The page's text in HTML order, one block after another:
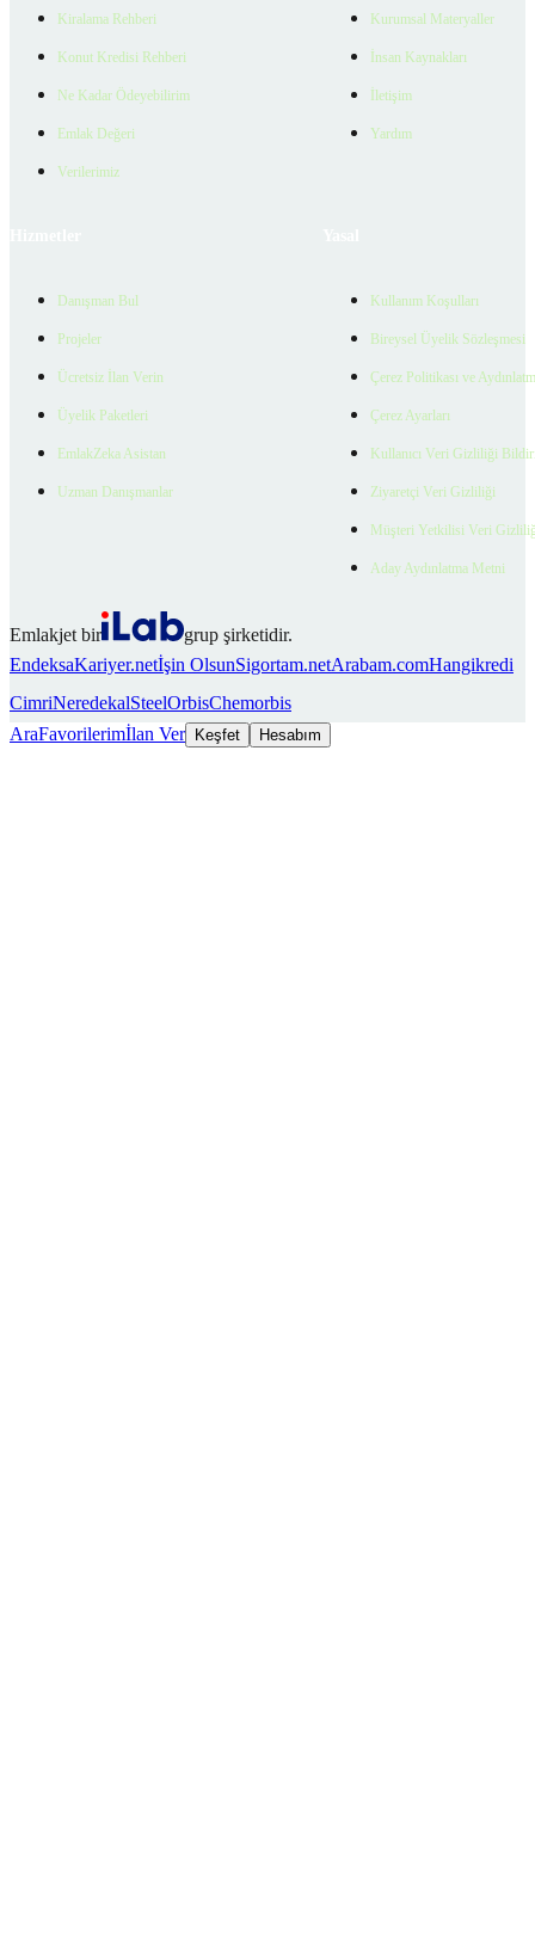
Kiralama Rehberi
Konut Kredisi Rehberi
Ne Kadar Ödeyebilirim
Emlak Değeri
Verilerimiz
Kurumsal Materyaller
İnsan Kaynakları
İletişim
Yardım
Danışman Bul
Projeler
Ücretsiz İlan Verin
Üyelik Paketleri
EmlakZeka Asistan
Uzman Danışmanlar
Kullanım Koşulları
Bireysel Üyelik Sözleşmesi
Çerez Politikası ve
Çerez Ayarları
Kullanıcı Veri Gizliliği
Ziyaretçi Veri Gizliliği
Müşteri Yetkilisi Veri
Aday Aydınlatma Metni
Emlakjet bir
grup şirketidir.
EndeksaKariyer.netİşin OlsunSigortam.netArabam.comHangikredi
CimriNeredekalSteelOrbisChemorbis
AraFavorilerimİlan Ver Keşfet Hesabım